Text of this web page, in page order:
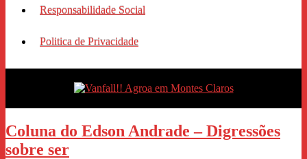
Responsabilidade Social
Politica de Privacidade
Coluna do Edson Andrade – Digressões
sobre ser